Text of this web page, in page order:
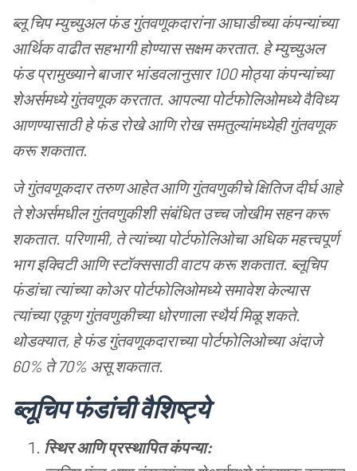
ब्लू चिप म्युच्युअल फंड गुंतवणूकदारांना आघाडीच्या कंपन्यांच्या
आर्थिक वाढीत सहभागी होण्यास सक्षम करतात. हे म्युच्युअल
फंड प्रामुख्याने बाजार भांडवलानुसार 100 मोठ्या कंपन्यांच्या
शेअर्समध्ये गुंतवणूक करतात. आपल्या पोर्टफोलिओमध्ये वैविध्य
आणण्यासाठी हे फंड रोखे आणि रोख समतुल्यांमध्येही गुंतवणूक
करू शकतात.
जे गुंतवणूकदार तरुण आहेत आणि गुंतवणुकीचे क्षितिज दीर्घ आहे
ते शेअर्समधील गुंतवणुकीशी संबंधित उच्च जोखीम सहन करू
शकतात. परिणामी, ते त्यांच्या पोर्टफोलिओचा अधिक महत्त्वपूर्ण
भाग इक्विटी आणि स्टॉक्ससाठी वाटप करू शकतात. ब्लूचिप
फंडांचा त्यांच्या कोअर पोर्टफोलिओमध्ये समावेश केल्यास
त्यांच्या एकूण गुंतवणुकीच्या धोरणाला स्थैर्य मिळू शकते.
थोडक्यात, हे फंड गुंतवणूकदाराच्या पोर्टफोलिओच्या अंदाजे
60% ते70% असू शकतात.
ब्लूचिपफंडांचीवैशिष्ट्ये
स्थिर आणिप्रस्थापितकंपन्या: